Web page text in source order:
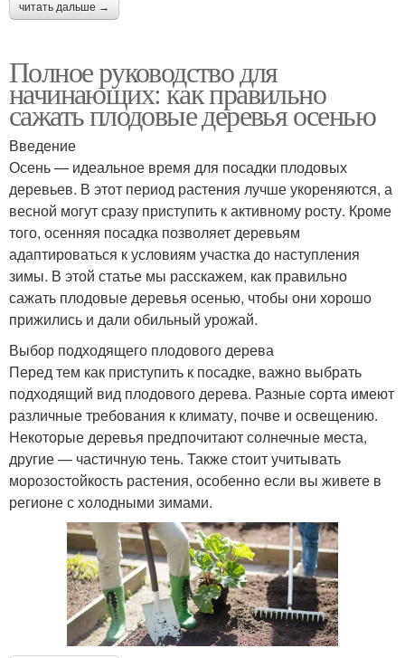
читать дальше →
Полное руководство для
начинающих: как правильно
сажать плодовые деревья осенью
Введение
Осень — идеальное время для посадки плодовых
деревьев. В этот период растения лучше укореняются, а
весной могут сразу приступить к активному росту. Кроме
того, осенняя посадка позволяет деревьям
адаптироваться к условиям участка до наступления
зимы. В этой статье мы расскажем, как правильно
сажать плодовые деревья осенью, чтобы они хорошо
прижились и дали обильный урожай.
Выбор подходящего плодового дерева
Перед тем как приступить к посадке, важно выбрать
подходящий вид плодового дерева. Разные сорта имеют
различные требования к климату, почве и освещению.
Некоторые деревья предпочитают солнечные места,
другие — частичную тень. Также стоит учитывать
морозостойкость растения, особенно если вы живете в
регионе с холодными зимами.